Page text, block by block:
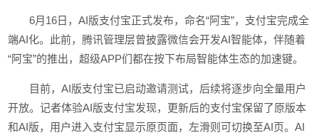
6月16日，AI版支付宝正式发布，命名“阿宝”，支付宝完成全
端AI化。此前，腾讯管理层曾披露微信会开发AI智能体，伴随着
“阿宝”的推出，超级APP们都在按下布局智能体生态的加速键。
目前，AI版支付宝已启动邀请测试，后续将逐步向全量用户
开放。记者体验AI版支付宝发现，更新后的支付宝保留了原版本
和AI版，用户进入支付宝显示原页面，左滑则可切换至AI页。AI